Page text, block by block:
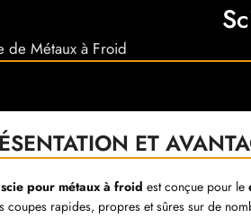
de Métaux à Froid
ET
scie pour métaux à froid est conçue pour le
coupes rapides, propres et sûres sur de